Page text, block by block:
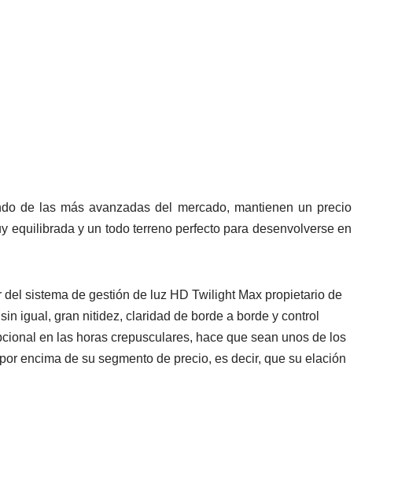
de las más avanzadas del mercado, mantienen un precio
equilibrada y un todo terreno perfecto para desenvolverse en
sistema de gestión de luz HD Twilight Max propietario de
igual, gran nitidez, claridad de borde a borde y control
en las horas crepusculares, hace que sean unos de los
encima de su segmento de precio, es decir, que su elación